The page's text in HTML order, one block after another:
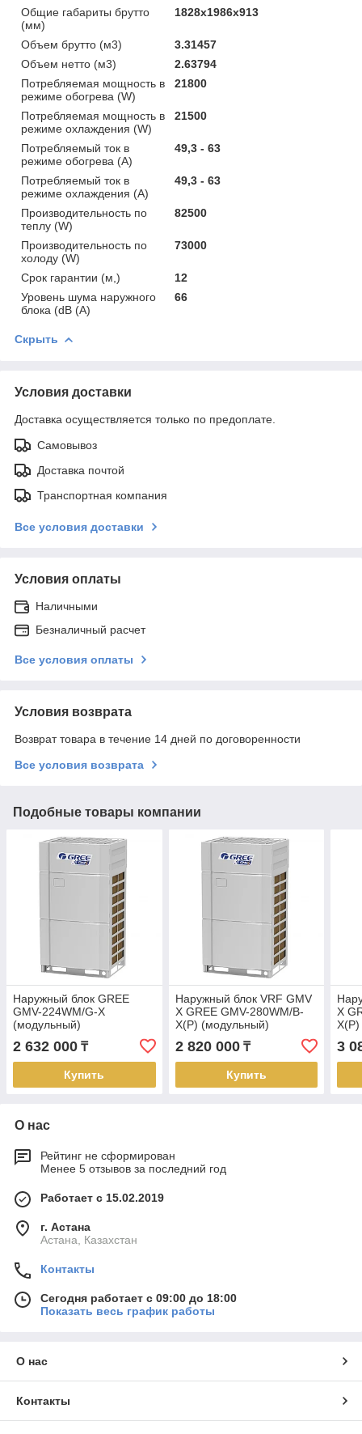
Общие габариты брутто
(мм)
1828x1986x913
Объем брутто (м3)
3.31457
Объем нетто (м3)
2.63794
Потребляемая мощность в
режиме обогрева (W)
21800
Потребляемая мощность в
режиме охлаждения (W)
21500
Потребляемый ток в
режиме обогрева (A)
49,3 - 63
Потребляемый ток в
режиме охлаждения (A)
49,3 - 63
Производительность по
теплу (W)
82500
Производительность по
холоду (W)
73000
Срок гарантии (м,)
12
Уровень шума наружного
блока (dB (A)
66
Скрыть
Условия доставки
Доставка осуществляется только по предоплате.
Самовывоз
Доставка почтой
Транспортная компания
Все условия доставки
Условия оплаты
Наличными
Безналичный расчет
Все условия оплаты
Условия возврата
Возврат товара в течение 14 дней по договоренности
Все условия возврата
Подобные товары компании
Наружный блок GREE
GMV-224WM/G-X
(модульный)
2 632 000 ₸
Купить
Наружный блок VRF GMV
X GREE GMV-280WM/B-
X(P) (модульный)
2 820 000₸
Купить
X
3
О нас
Рейтинг не сформирован
Менее 5 отзывов за последний год
Работает с 15.02.2019
г. Астана
Астана, Казахстан
Контакты
Сегодня работает с 09:00 до 18:00
Показать весь график работы
О нас
Контакты